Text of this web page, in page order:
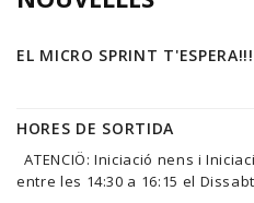
EL MICRO SPRINT
HORES DE SORTIDA
ATENCIÖ: Iniciació nens i
entre les 14:30 a 16:15 el